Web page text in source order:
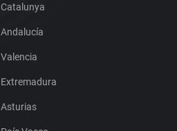
Catalunya
Andalucía
Valencia
Extremadura
Asturias